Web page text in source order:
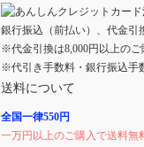
銀行振込（前払い）、代金引
※代金引換は8,000円以上の
※代引き手数料・銀行振込手
送料について
全国一律550円
一万円以上のご購入で送料無